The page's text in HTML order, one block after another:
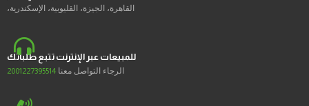
القاهرة، الجيزة، القليوبية، الإسكندرية،
للمبيعات عبر الإنترنت تتبع طلباتك
الرجاء التواصل معنا 2001227395514